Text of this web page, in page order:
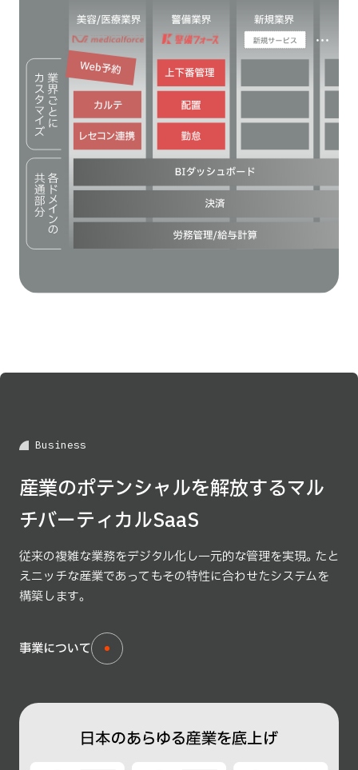
Business
産業のポテンシャルを解放するマル
チバーティカルSaaS
従来の複雑な業務をデジタル化し一元的な管理を実現。 たと
えニッチな産業であってもその特性に合わせたシステムを
構築します。
事業について